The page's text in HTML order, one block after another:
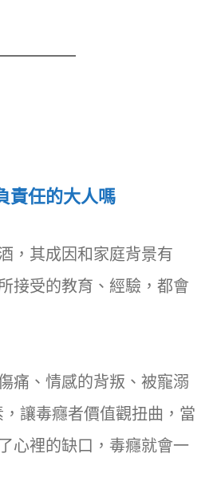
責任的大人嗎
，其成因和家庭背景有
接受的教育、經驗，都會
痛、情感的背叛、被寵溺
讓毒癮者價值觀扭曲，當
心裡的缺口，毒癮就會一